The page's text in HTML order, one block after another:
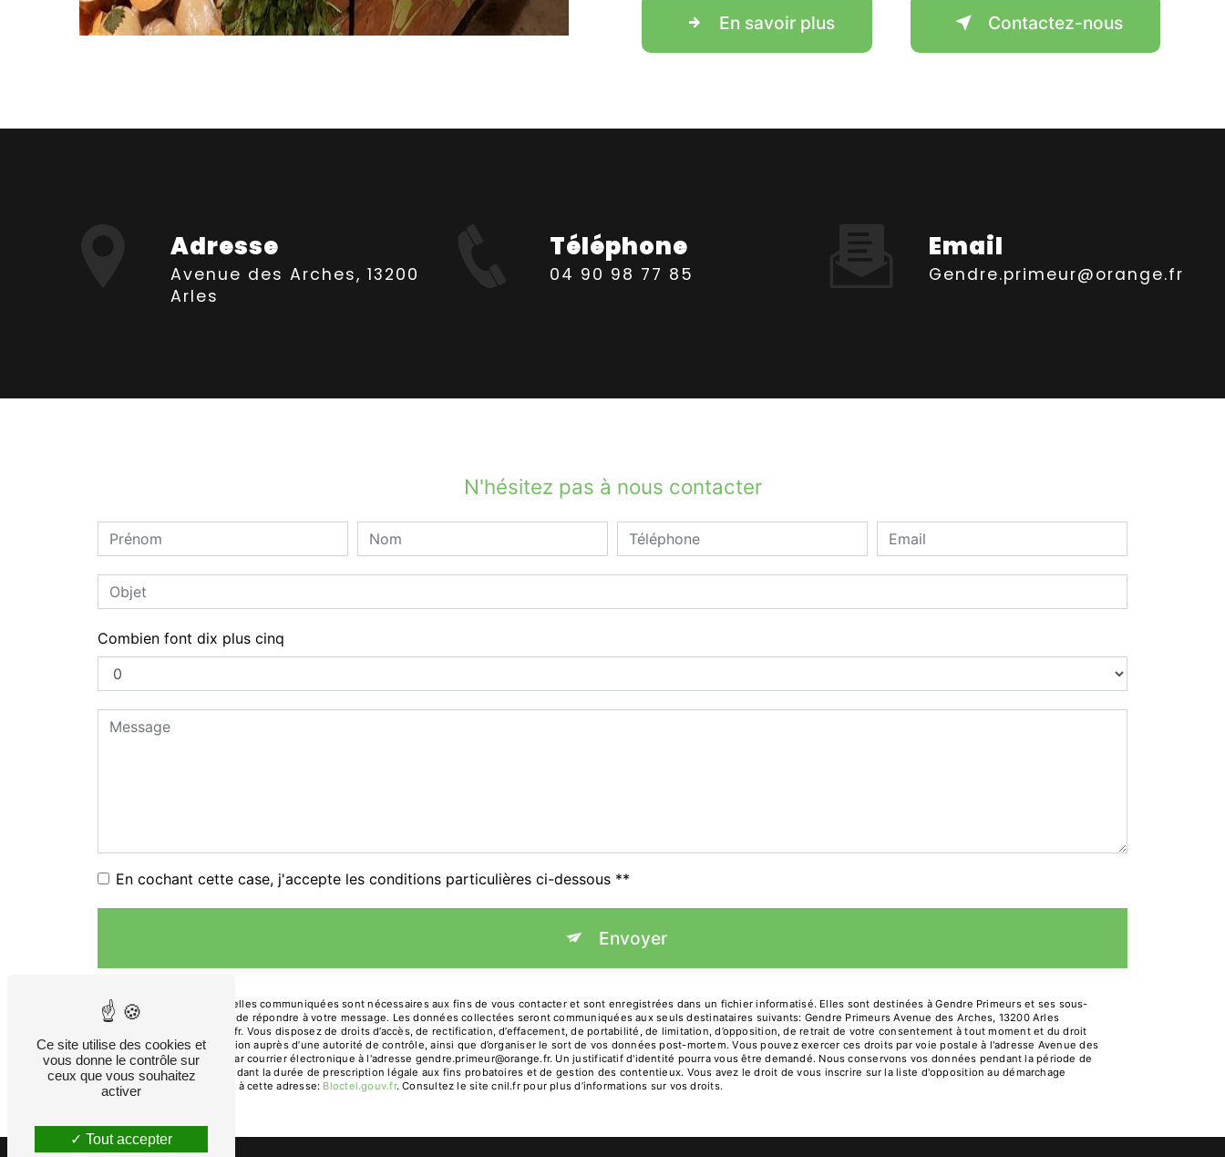
En savoir plus Contactez-nous
Adresse
Avenue des Arches, 13200
Arles
Téléphone
04 90 98 77 85
Email
gendre.primeur@orange.fr
N'hésitez pas à nous contacter
Combien font dix plus cinq
En cochant cette case, j'accepte les conditions particulières ci-dessous **
Envoyer
** Les données personnelles communiquées sont nécessaires aux fins de vous contacter et sont enregistrées dans un fichier informatisé. Elles sont destinées à Gendre Primeurs et ses sous-
traitants dans le seul but de répondre à votre message. Les données collectées seront communiquées aux seuls destinataires suivants: Gendre Primeurs Avenue des Arches, 13200 Arles
gendre.primeur@orange.fr. Vous disposez de droits d’accès, de rectification, d’effacement, de portabilité, de limitation, d’opposition, de retrait de votre consentement à tout moment et du droit
d’introduire une réclamation auprès d’une autorité de contrôle, ainsi que d’organiser le sort de vos données post-mortem. Vous pouvez exercer ces droits par voie postale à l'adresse Avenue des
Arches, 13200 Arles ou par courrier électronique à l'adresse gendre.primeur@orange.fr. Un justificatif d'identité pourra vous être demandé. Nous conservons vos données pendant la période de
prise de contact puis pendant la durée de prescription légale aux fins probatoires et de gestion des contentieux. Vous avez le droit de vous inscrire sur la liste d'opposition au démarchage
téléphonique, disponible à cette adresse:
Bloctel.gouv.fr. Consultez le site cnil.fr pour plus d’informations sur vos droits.
Ce site utilise des cookies et
vous donne le contrôle sur
ceux que vous souhaitez
activer
Tout accepter